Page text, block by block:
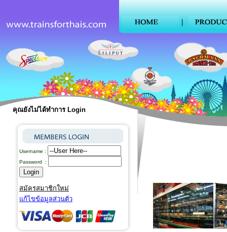
คุณยังไม่ได้ทำการ Login
Username :
Password :
สมัครสมาชิกใหม่
แก้ไขข้อมูลส่วนตัว